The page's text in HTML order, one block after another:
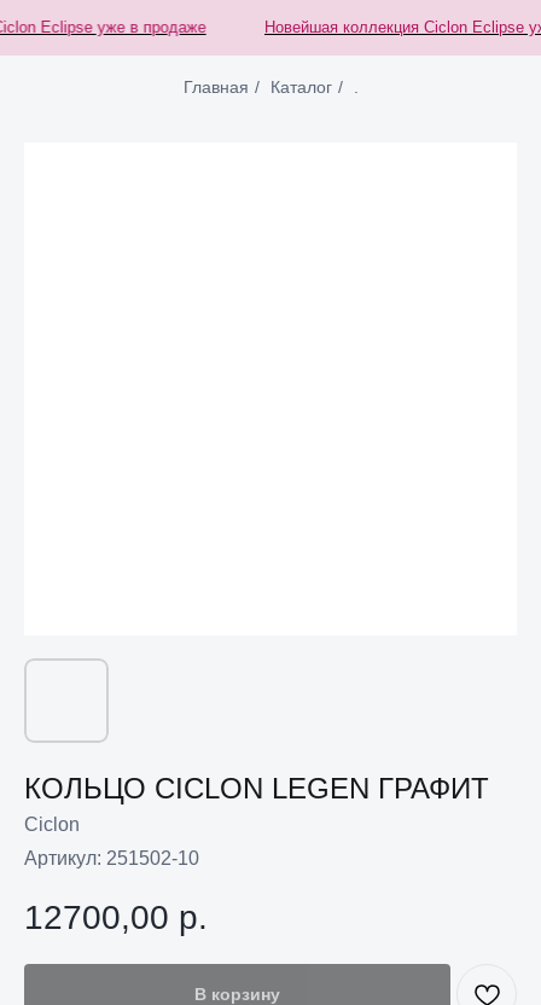
Eclipse уже в продаже Новейшая коллекция Ciclon Eclipse
Главная / Каталог /
КОЛЬЦО CICLON LEGEN ГРАФИТ
Ciclon
Артикул: 251502-10
12700,00 р.
В корзину